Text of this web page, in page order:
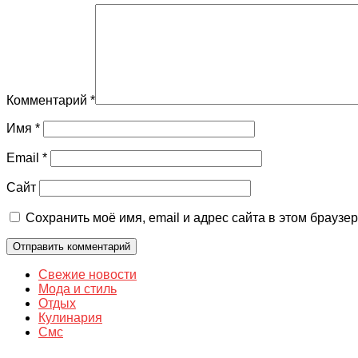
Комментарий *
Имя *
Email *
Сайт
Сохранить моё имя, email и адрес сайта в этом
Свежие новости
Мода и стиль
Отдых
Кулинария
Смс